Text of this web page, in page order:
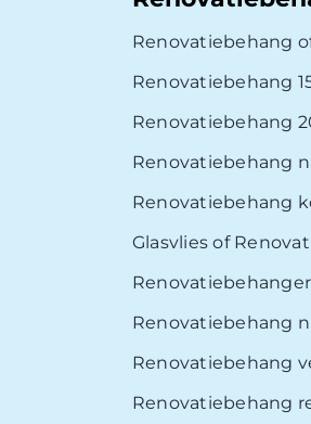
Renovatiebehang
Renovatiebehang
Renovatiebehang
Renovatiebehang
Renovatiebehang
Glasvlies of
Renovatiebehanger
Renovatiebehang
Renovatiebehang
Renovatiebehang